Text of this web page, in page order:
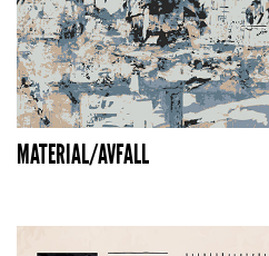
MATERIAL/AVFALL